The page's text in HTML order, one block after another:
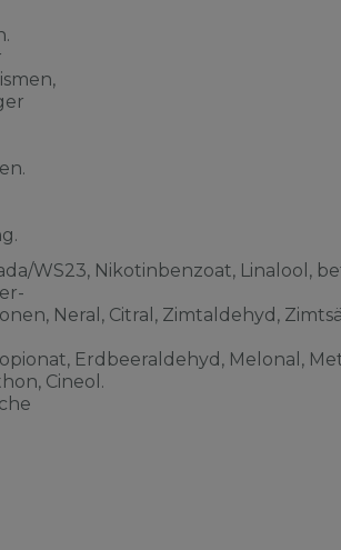
WS23, Nikotinbenzoat, Linalool,
Neral, Citral, Zimtaldehyd,
Erdbeeraldehyd, Melonal,
Cineol.